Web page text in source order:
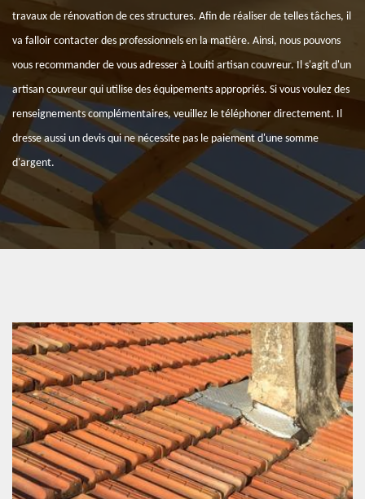
travaux de rénovation de ces structures. Afin de réaliser de telles tâches, il
va falloir contacter des professionnels en la matière. Ainsi, nous pouvons
vous recommander de vous adresser à Louiti artisan couvreur. Il s'agit d'un
artisan couvreur qui utilise des équipements appropriés. Si vous voulez des
renseignements complémentaires, veuillez le téléphoner directement. Il
dresse aussi un devis qui ne nécessite pas le paiement d'une somme
d'argent.